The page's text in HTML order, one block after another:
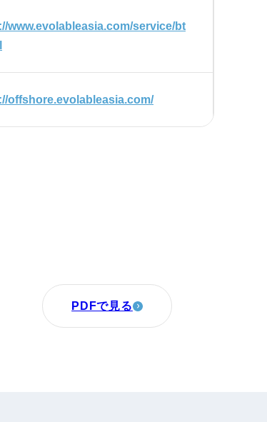
www.evolableasia.com/service/bt
offshore.evolableasia.com/
PDFで見る